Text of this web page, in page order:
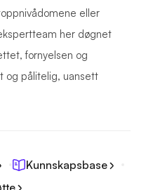
eller
her døgnet
fornyelsen og
og pålitelig, uansett
Kunnskapsbase